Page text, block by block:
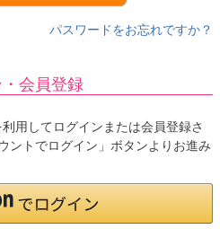
パスワードをお忘れですか？
会員登録
用してログインまたは会員登録さ
ントでログイン」ボタンよりお進み